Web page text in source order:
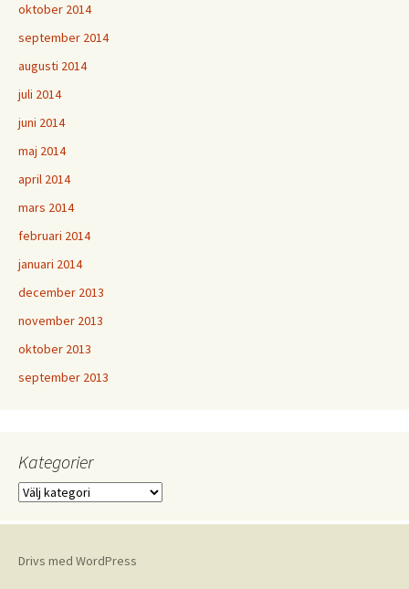
oktober 2014
september 2014
augusti 2014
juli 2014
juni 2014
maj 2014
april 2014
mars 2014
februari 2014
januari 2014
december 2013
november 2013
oktober 2013
september 2013
Kategorier
Kategorier
Drivs med WordPress